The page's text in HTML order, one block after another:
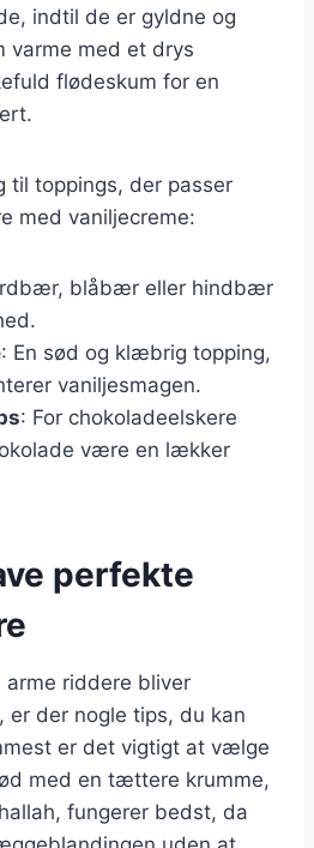
indtil de er gyldne og
varme med et drys
flødeskum for en
til toppings, der passer
med vaniljecreme:
blåbær eller hindbær
: En sød og klæbrig topping,
vaniljesmagen.
: For chokoladeelskere
være en lækker
perfekte
arme riddere bliver
er der nogle tips, du kan
er det vigtigt at vælge
med en tættere krumme,
fungerer bedst, da